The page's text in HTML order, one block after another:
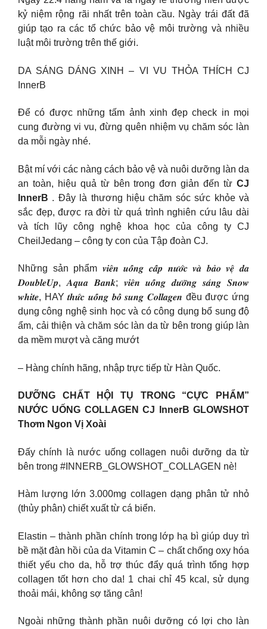
kỷ niệm rộng rãi nhất trên toàn cầu. Ngày trái đất đã
giúp tạo ra các tổ chức bảo vệ môi trường và nhiều
luật môi trường trên thế giới.
DA SÁNG DÁNG XINH – VI VU THỎA THÍCH CJ
InnerB
Để có được những tấm ảnh xinh đẹp check in mọi
cung đường vi vu, đừng quên nhiệm vụ chăm sóc làn
da mỗi ngày nhé.
Bật mí với các nàng cách bảo vệ và nuôi dưỡng làn da
an toàn, hiệu quả từ bên trong đơn giản đến từ CJ
InnerB . Đây là thương hiệu chăm sóc sức khỏe và
sắc đẹp, được ra đời từ quá trình nghiên cứu lâu dài
và tích lũy công nghệ khoa học của công ty CJ
CheilJedang – công ty con của Tập đoàn CJ.
Những sản phẩm 𝒗𝒊𝒆̂𝒏 𝒖𝒐̂́𝒏𝒈 𝒄𝒂̂́𝒑 𝒏𝒖̛𝒐̛́𝒄 𝒗𝒂̀ 𝒃𝒂̉𝒐 𝒗𝒆̣̂ 𝒅𝒂
𝑫𝒐𝒖𝒃𝒍𝒆𝑼𝒑, 𝑨𝒒𝒖𝒂 𝑩𝒂𝒏𝒌; 𝒗𝒊𝒆̂𝒏 𝒖𝒐̂́𝒏𝒈 𝒅𝒖̛𝒐̛̃𝒏𝒈 𝒔𝒂́𝒏𝒈 𝑺𝒏𝒐𝒘
𝒘𝒉𝒊𝒕𝒆, HAY 𝒕𝒉𝒖̛́𝒄 𝒖𝒐̂́𝒏𝒈 𝒃𝒐̂̉ 𝒔𝒖𝒏𝒈 𝑪𝒐𝒍𝒍𝒂𝒈𝒆𝒏 đều được ứng
dụng công nghệ sinh học và có công dụng bổ sung độ
ẩm, cải thiện và chăm sóc làn da từ bên trong giúp làn
da mềm mượt và căng mướt
– Hàng chính hãng, nhập trực tiếp từ Hàn Quốc.
DƯỠNG CHẤT HỘI TỤ TRONG “CỰC PHẨM”
NƯỚC UỐNG COLLAGEN CJ InnerB GLOWSHOT
Thơm Ngon Vị Xoài
Đấy chính là nước uống collagen nuôi dưỡng da từ
bên trong #INNERB_GLOWSHOT_COLLAGEN nè!
Hàm lượng lớn 3.000mg collagen dạng phân tử nhỏ
(thủy phân) chiết xuất từ cá biển.
Elastin – thành phần chính trong lớp hạ bì giúp duy trì
bề mặt đàn hồi của da Vitamin C – chất chống oxy hóa
thiết yếu cho da, hỗ trợ thúc đẩy quá trình tổng hợp
collagen tốt hơn cho da! 1 chai chỉ 45 kcal, sử dụng
thoải mái, không sợ tăng cân!
Ngoài những thành phần nuôi dưỡng có lợi cho làn